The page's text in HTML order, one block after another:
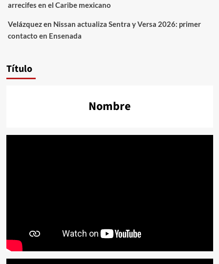
arrecifes en el Caribe mexicano
Velázquezen Nissan actualiza Sentra y Versa 2026: primer
contacto en Ensenada
Título
Nombre